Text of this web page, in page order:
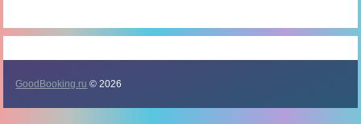
GoodBooking.ru © 2026